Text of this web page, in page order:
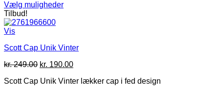
Vælg muligheder
Dette
vare
har
varianter.
kan
på
Tilbud!
Vis
Scott Cap Unik Vinter
kr.249.00 Den
pris
kr. 190.00Den
pris
Scott Cap Unik Vinter lækker cap i fed design